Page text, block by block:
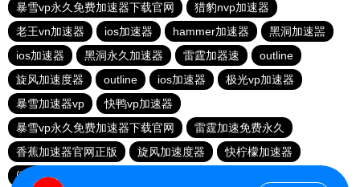
暴雪vp永久免费加速器下载官网
猎豹nvp加速器
老王vn加速器
ios加速器 hammer加速器
黑洞加速噐
ios加速器
黑洞永久加速器 雷霆加器速
outline
旋风加速度器
outline ios加速器
极光vp加速器
暴雪加速器vp
快鸭vp加速器
暴雪vp永久免费加速器下载官网
雷霆加速免费永久
香蕉加速器官网正版
旋风加速度器
快柠檬加速器
闪电猫加速器